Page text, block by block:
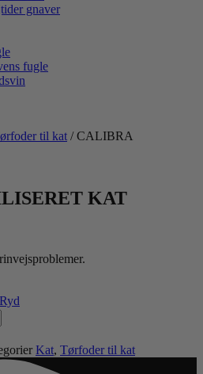
gnaver
fugle
til kat / CALIBRA
KAT
Ryd
Kat, Tørfoder til kat